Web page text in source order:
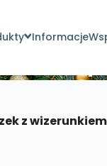
Informacje
z